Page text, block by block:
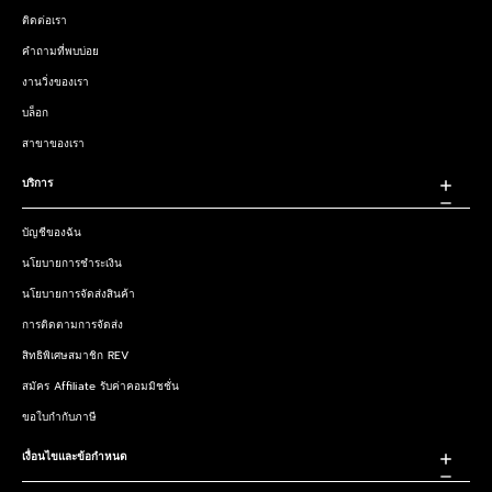
ติดต่อเรา
คำถามที่พบบ่อย
งานวิ่งของเรา
บล็อก
สาขาของเรา
บริการ
บัญชีของฉัน
นโยบายการชำระเงิน
นโยบายการจัดส่งสินค้า
การติดตามการจัดส่ง
สิทธิพิเศษสมาชิก REV
สมัคร Affiliate รับค่าคอมมิชชั่น
ขอใบกำกับภาษี
เงื่อนไขและข้อกำหนด